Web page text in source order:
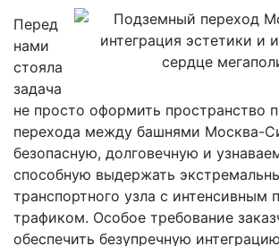
Перед
нами
стояла
задача
не просто оформить пространство
перехода между башнями Москва-
безопасную, долговечную и
способную выдержать
транспортного узла с интенсивным
трафиком. Особое требование
обеспечить безупречную